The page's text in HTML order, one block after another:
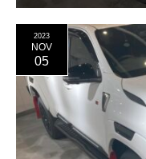
2023
NOV
05